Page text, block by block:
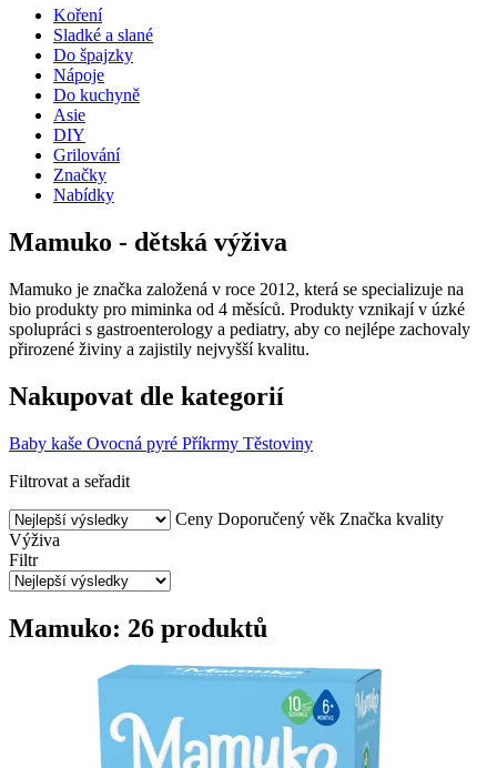
Koření
Sladké a slané
Do špajzky
Nápoje
Do kuchyně
Asie
DIY
Grilování
Značky
Nabídky
Mamuko - dětská výživa
Mamuko je značka založená v roce 2012, která se specializuje na
bio produkty pro miminka od 4 měsíců. Produkty vznikají v úzké
spolupráci s gastroenterology a pediatry, aby co nejlépe zachovaly
přirozené živiny a zajistily nejvyšší kvalitu.
Nakupovat dle kategorií
Baby kaše Ovocná pyré Příkrmy Těstoviny
Filtrovat a seřadit
Ceny Doporučený věk Značka kvality
Výživa
Filtr
Mamuko: 26 produktů